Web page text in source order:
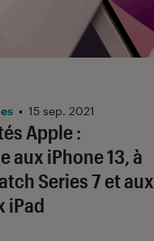
Apple :
aux iPhone 13, à
Series 7 et aux
iPad
• 15 sep. 2021